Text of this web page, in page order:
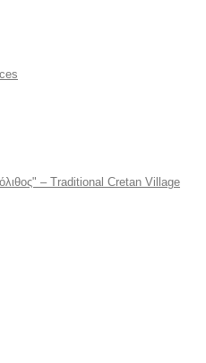
– Traditional Cretan Village